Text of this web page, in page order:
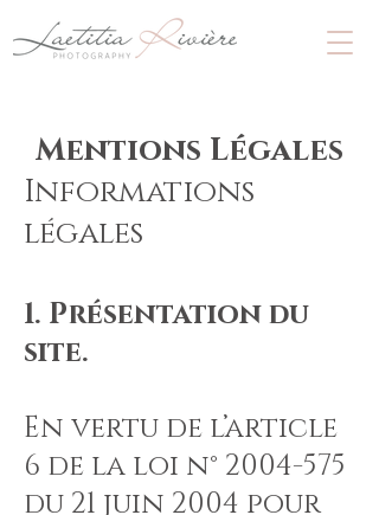
Mentions Légales
Informations
légales
1. Présentation du
site.
En vertu de l’article
6 de la loi n° 2004-575
du 21 juin 2004 pour